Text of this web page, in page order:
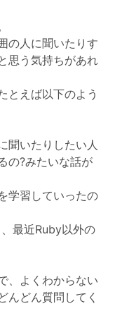
の人に聞いたりす
思う気持ちがあれ
とえば以下のよう
聞いたりしたい人
の?みたいな話が
学習していったの
最近Ruby以外の
、よくわからない
んどん質問してく